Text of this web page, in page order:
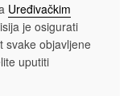
Uređivačkim
je osigurati
svake objavljene
uputiti